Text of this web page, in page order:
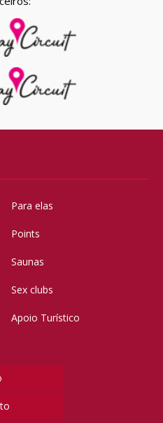
Para elas
Points
Saunas
Sex clubs
Apoio Turístico